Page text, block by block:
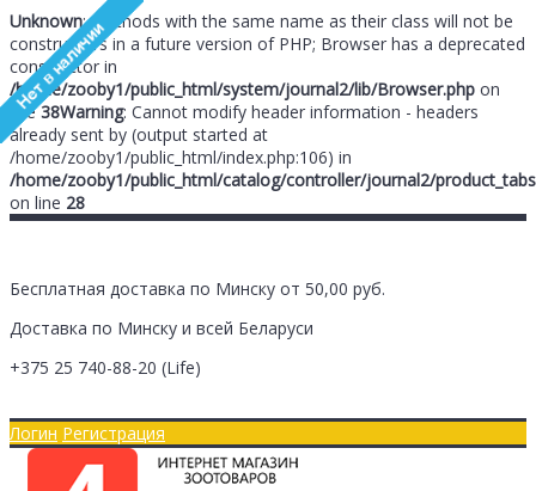
Unknown: Methods with the same name as their class will not be
constructors in a future version of PHP; Browser has a deprecated
constructor in
/home/zooby1/public_html/system/journal2/lib/Browser.php on
line38Warning: Cannot modify header information - headers
already sent by (output started at
/home/zooby1/public_html/index.php:106) in
/home/zooby1/public_html/catalog/controller/journal2/
on line 28
Бесплатная доставка по Минску от 50,00 руб.
Доставка по Минску и всей Беларуси
+375 25 740-88-20 (Life)
Логин Регистрация